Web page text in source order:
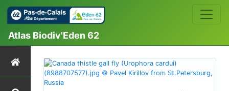
Atlas Biodiv'Eden 62